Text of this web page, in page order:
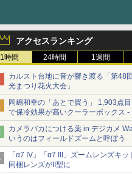
アクセスランキング
1時間 24時間 1週間
カルスト台地に音が響き渡る「第48
光まつり花火大会」
岡嶋和幸の「あとで買う」 1,903点
で保冷効果が高いクーラーボックス -
Watch
カメラバカにつける薬 in デジカメ
いうのはフィールドズームと呼ぼう
「α7 IV」「α7 III」ズームレンズキ
同梱レンズがII型に